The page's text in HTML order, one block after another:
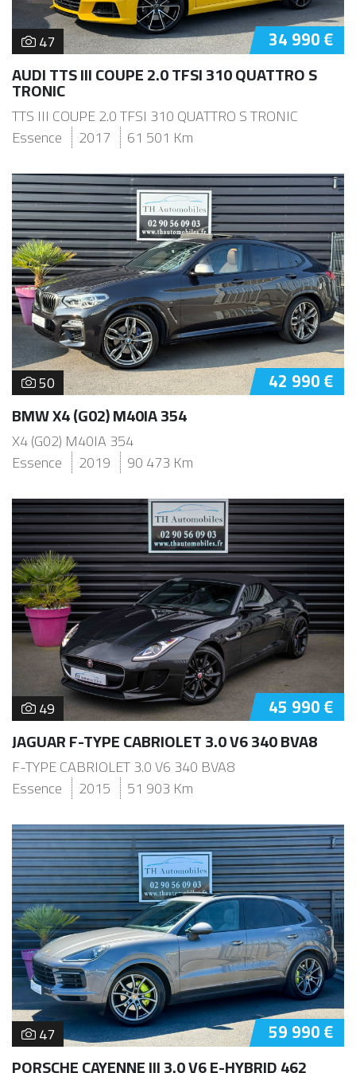
47 34 990 €
AUDI TTS III COUPE 2.0 TFSI 310 QUATTRO S
TRONIC
TTS III COUPE 2.0 TFSI 310 QUATTRO S TRONIC
Essence
2017 61 501 Km
50 42 990 €
BMW X4 (G02) M40IA 354
X4 (G02) M40IA 354
Essence
2019 90 473 Km
49 45 990 €
JAGUAR F-TYPE CABRIOLET 3.0 V6 340 BVA8
F-TYPE CABRIOLET 3.0 V6 340 BVA8
Essence
2015 51 903 Km
47 59 990 €
PORSCHE CAYENNE III 3.0 V6 E-HYBRID 462